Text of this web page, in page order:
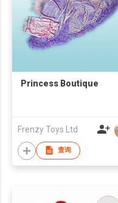
Princess Boutique
Frenzy Toys Ltd
查询